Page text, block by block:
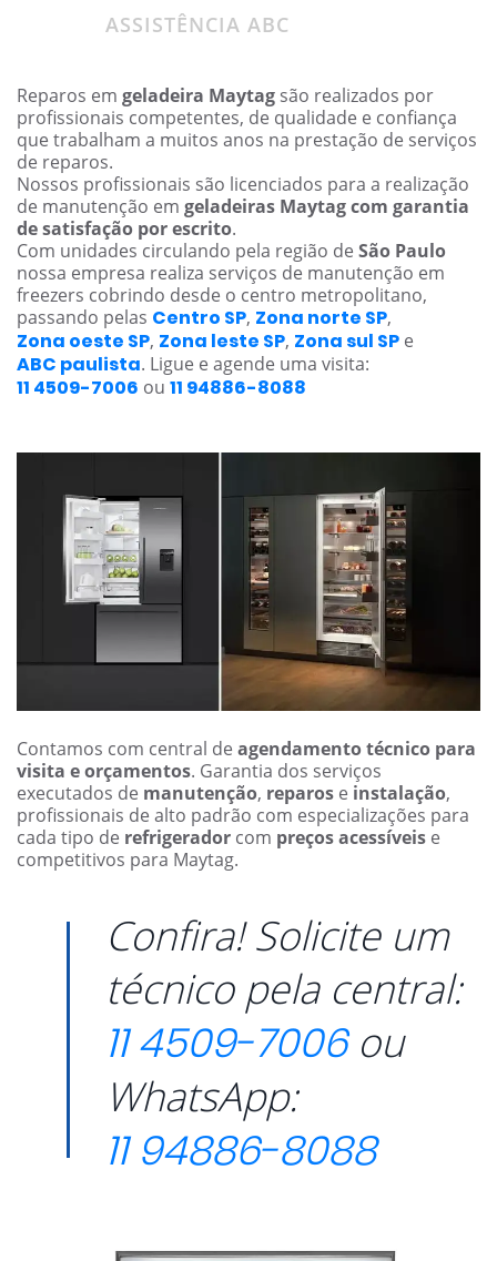
ASSISTÊNCIA ABC
Reparos em geladeira Maytag são realizados por
profissionais competentes, de qualidade e confiança
que trabalham a muitos anos na prestação de serviços
de reparos.
Nossos profissionais são licenciados para a realização
de manutenção em geladeiras Maytag com garantia
de satisfação por escrito.
Com unidades circulando pela região de São Paulo
nossa empresa realiza serviços de manutenção em
freezers cobrindo desde o centro metropolitano,
passando pelas Centro SP, Zona norte SP,
Zona oeste SP, Zona leste SP, Zona sul SP e
ABC paulista. Ligue e agende uma visita:
11 4509-7006 ou 11 94886-8088
Contamos com central de agendamento técnico para
visita e orçamentos. Garantia dos serviços
executados de manutenção, reparos e instalação,
profissionais de alto padrão com especializações para
cada tipo de refrigerador com preços acessíveis e
competitivos para Maytag.
Confira! Solicite um
técnico pela central:
11 4509-7006ou
WhatsApp:
11 94886-8088